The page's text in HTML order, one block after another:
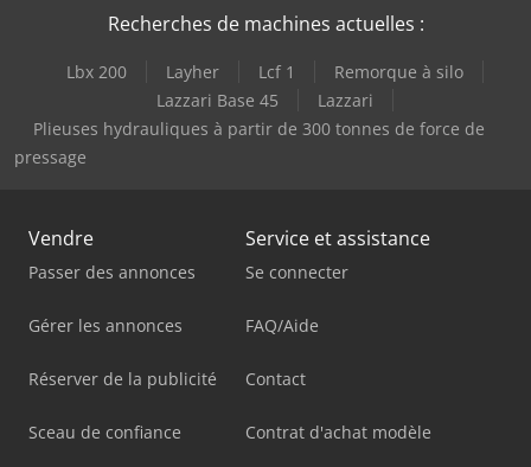
Recherches de machines actuelles :
Lbx 200 Layher Lcf 1
Remorque à silo
Lazzari Base 45
Lazzari
Plieuses hydrauliques à partir de 300 tonnes de force de
pressage
Vendre
Passer des annonces
Gérer les annonces
Réserver de la publicité
Sceau de confiance
Service et assistance
Se connecter
FAQ/Aide
Contact
Contrat d'achat modèle